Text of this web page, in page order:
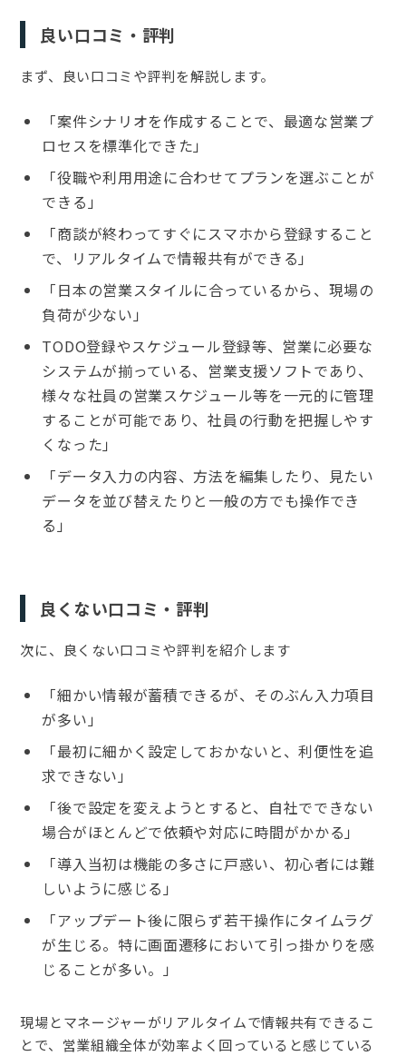
良い口コミ・評判
まず、良い口コミや評判を解説します。
「案件シナリオを作成することで、最適な営業プ
ロセスを標準化できた」
「役職や利用用途に合わせてプランを選ぶことが
できる」
「商談が終わってすぐにスマホから登録すること
で、リアルタイムで情報共有ができる」
「日本の営業スタイルに合っているから、現場の
負荷が少ない」
TODO登録やスケジュール登録等、営業に必要な
システムが揃っている、営業支援ソフトであり、
様々な社員の営業スケジュール等を一元的に管理
することが可能であり、社員の行動を把握しやす
くなった」
「データ入力の内容、方法を編集したり、見たい
データを並び替えたりと一般の方でも操作でき
る」
良くない口コミ・評判
次に、良くない口コミや評判を紹介します
「細かい情報が蓄積できるが、そのぶん入力項目
が多い」
「最初に細かく設定しておかないと、利便性を追
求できない」
「後で設定を変えようとすると、自社でできない
場合がほとんどで依頼や対応に時間がかかる」
「導入当初は機能の多さに戸惑い、初心者には難
しいように感じる」
「アップデート後に限らず若干操作にタイムラグ
が生じる。特に画面遷移において引っ掛かりを感
じることが多い。」
現場とマネージャーがリアルタイムで情報共有できるこ
とで、営業組織全体が効率よく回っていると感じている